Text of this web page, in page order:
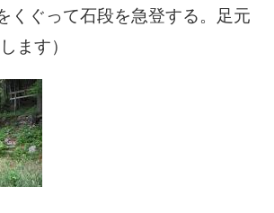
くぐって石段を急登する。足元
ます）